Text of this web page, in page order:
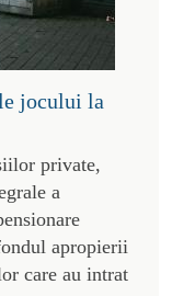
jocului la
private,
a
apropierii
care au intrat